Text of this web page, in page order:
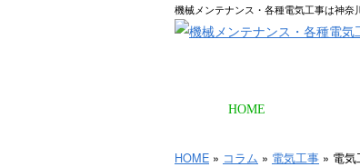
機械メンテナンス・各種電気工事は神
HOME
HOME » コラム » 電気工事 » 電